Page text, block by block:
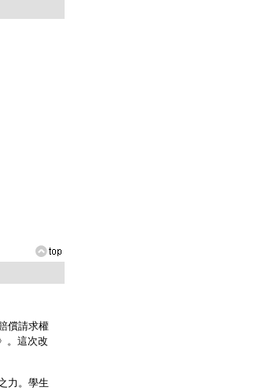
償請求權
。這次改
力。學生